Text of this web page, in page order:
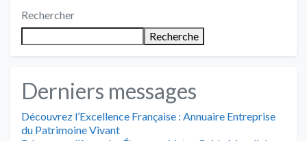
Rechercher
Recherche
Derniers messages
Découvrez l’Excellence Française : Annuaire Entreprise
du Patrimoine Vivant